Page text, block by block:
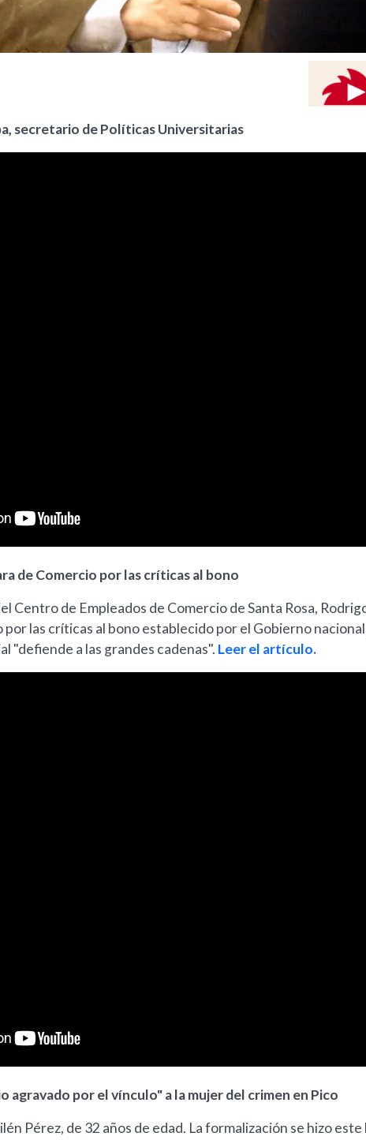
secretario de Políticas Universitarias
de Comercio por las críticas al bono
Centro de Empleados de Comercio de Santa Rosa,
por las críticas al bono establecido por el Gobierno
"defiende a las grandes cadenas". Leer el artículo.
agravado por el vínculo" a la mujer del crimen en Pico
Pérez, de 32 años de edad. La formalización se hizo este